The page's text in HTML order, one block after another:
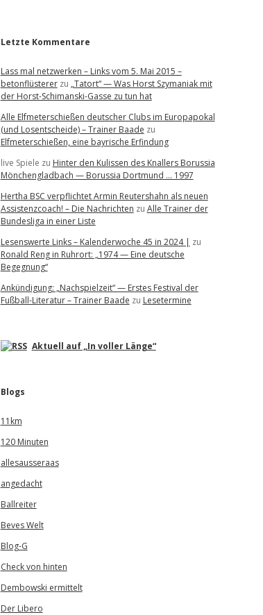
Letzte Kommentare
Lass mal netzwerken – Links vom 5. Mai 2015 –
betonflüstererzu „Tatort“ — Was Horst Szymaniak mit
der Horst-Schimanski-Gasse zu tun hat
Alle Elfmeterschießen deutscher Clubs im Europapokal
(und Losentscheide) – Trainer Baade zu
Elfmeterschießen, eine bayrische Erfindung
live Spiele zu Hinter den Kulissen des Knallers Borussia
Mönchengladbach — Borussia Dortmund … 1997
Hertha BSC verpflichtet Armin Reutershahn als neuen
Assistenzcoach! – Die Nachrichten zu Alle Trainer der
Bundesliga in einer Liste
Lesenswerte Links – Kalenderwoche 45 in 2024 | zu
Ronald Reng in Ruhrort: „1974 — Eine deutsche
Begegnung“
Ankündigung: „Nachspielzeit“ — Erstes Festival der
Fußball-Literatur – Trainer Baade zu Lesetermine
Aktuell auf „In voller Länge“
Blogs
11km
120 Minuten
allesausseraas
angedacht
Ballreiter
Beves Welt
Blog-G
Check von hinten
Dembowski ermittelt
Der Libero